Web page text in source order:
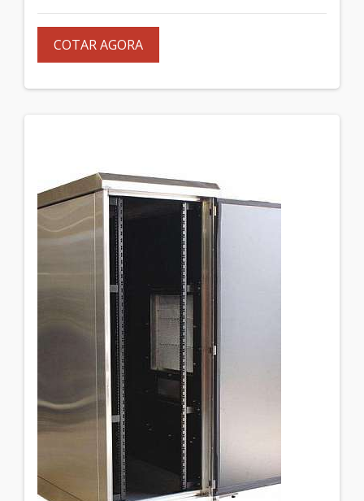
COTAR AGORA